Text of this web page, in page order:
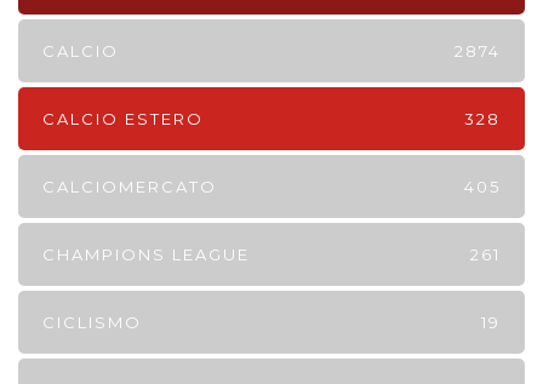
CALCIO 2874
CALCIO ESTERO 328
CALCIOMERCATO 405
CHAMPIONS LEAGUE 261
CICLISMO 19